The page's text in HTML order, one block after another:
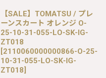
【SALE】TOMATSU / プレ
ーンスカート オレンジ O-
25-10-31-055-LO-SK-IG-
ZT018
[2110060000000866-O-25-
10-31-055-LO-SK-IG-
ZT018]